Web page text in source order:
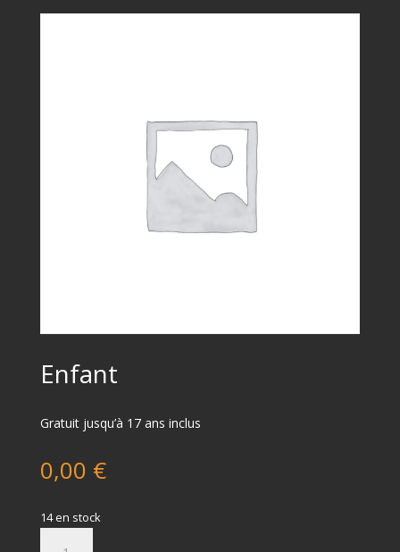
Enfant
Gratuit jusqu’à 17 ans inclus
0,00 €
14 en stock